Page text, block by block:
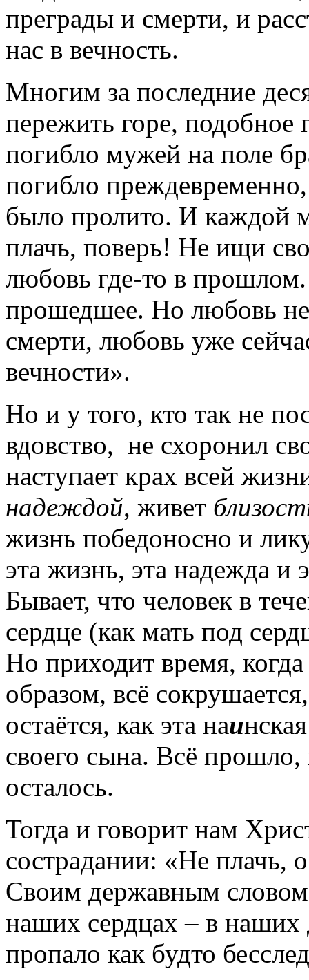
преграды и смерти, и
нас в вечность.
Многим за последние
пережить горе, подобное
погибло мужей на поле
погибло
было пролито. И каждой
плачь, поверь! Не ищи
любовь где-то в
прошедшее. Но любовь
смерти, любовь уже
вечности».
Но и у того, кто так не
вдовство, не схоронил
наступает крах всей
надеждой, живет
жизнь победоносно и
эта жизнь, эта надежда и
Бывает, что человек в
сердце (как мать под
Но приходит время,
образом, всё
остаётся, как эта наи
своего сына. Всё прошло,
осталось.
Тогда и говорит нам
сострадании: «Не плачь,
Своим державным
наших сердцах – в
пропало как будто